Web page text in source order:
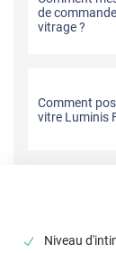
de
vitrage ?
Comment
vitre Luminis
Niveau